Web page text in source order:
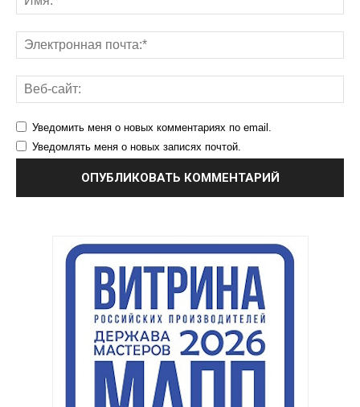
Уведомить меня о новых комментариях по email.
Уведомлять меня о новых записях почтой.